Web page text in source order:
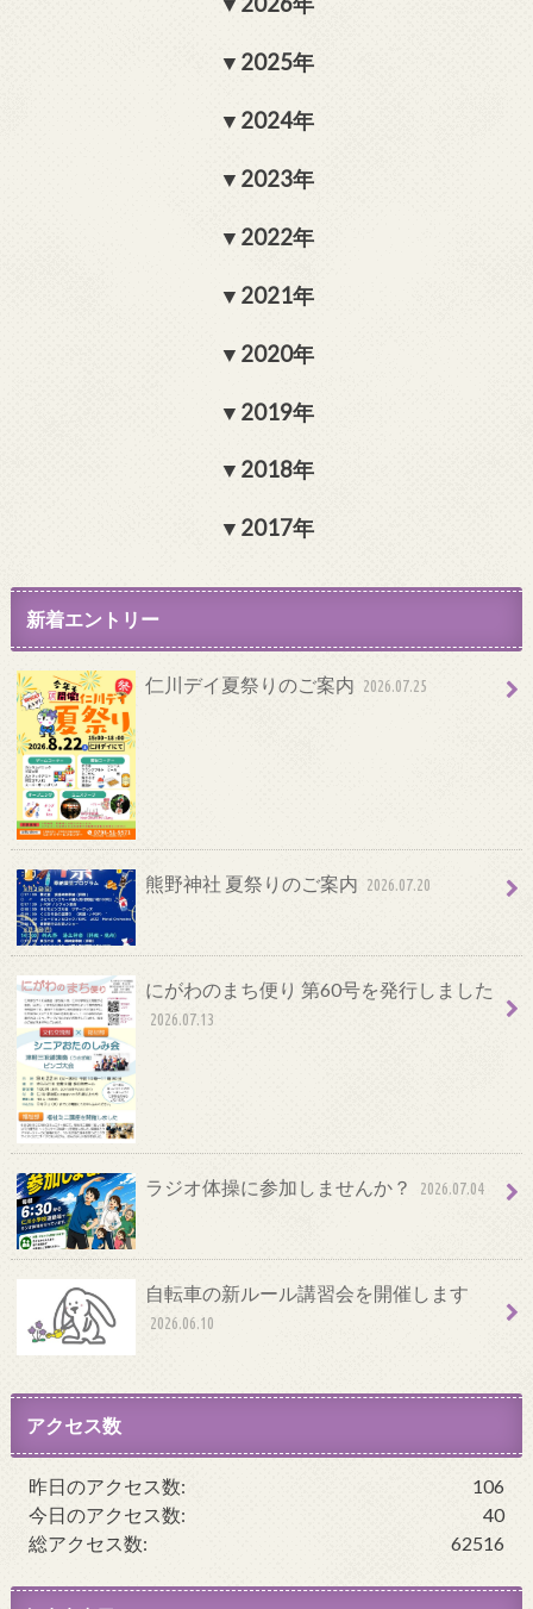
2025年
2024年
2023年
2022年
2021年
2020年
2019年
2018年
2017年
新着エントリー
仁川デイ夏祭りのご案内 2026.07.25
熊野神社 夏祭りのご案内 2026.07.20
にがわのまち便り 第60号を発行しました
2026.07.13
ラジオ体操に参加しませんか？ 2026.07.04
自転車の新ルール講習会を開催します
2026.06.10
アクセス数
106
昨日のアクセス数:
40
今日のアクセス数:
62516
総アクセス数: